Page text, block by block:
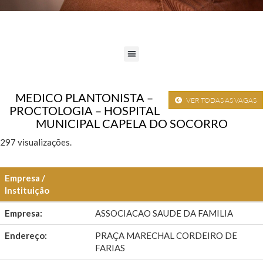
VER TODAS AS VAGAS
MEDICO PLANTONISTA –
PROCTOLOGIA – HOSPITAL
MUNICIPAL CAPELA DO SOCORRO
297 visualizações.
Empresa /
Instituição
Empresa: ASSOCIACAO SAUDE DA FAMILIA
Endereço:
PRAÇA MARECHAL CORDEIRO DE
FARIAS